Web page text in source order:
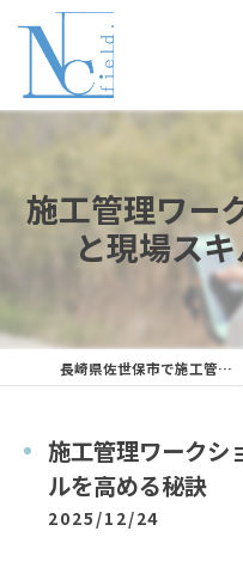
施工管理ワー
と現場ス
長崎県佐世保市で施工管理の求人ならNC Field株式会社
施工管理ワークシ
ルを高める秘訣
2025/12/24